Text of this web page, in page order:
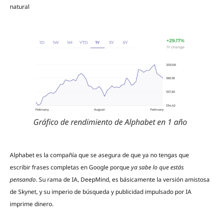
natural
Gráfico de rendimiento de Alphabet en 1 año
Alphabet es la compañía que se asegura de que ya no tengas que
escribir frases completas en Google porqueya sabe lo que estás
pensando. Su rama de IA, DeepMind, es básicamente la versión amistosa
de Skynet, y su imperio de búsqueda y publicidad impulsado por IA
imprime dinero.